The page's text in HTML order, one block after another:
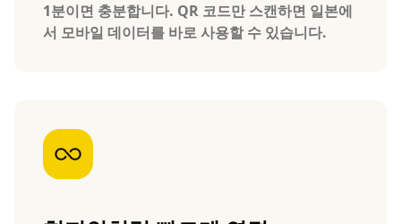
1분이면 충분합니다. QR 코드만 스캔하면 일본에
서 모바일 데이터를 바로 사용할 수 있습니다.